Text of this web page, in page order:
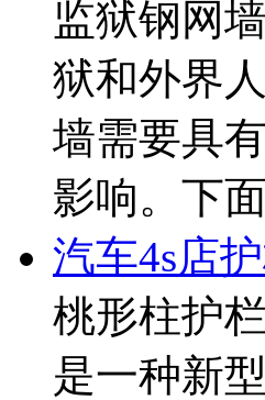
监狱钢网
狱和外界
墙需要具
影响。下
汽车4s店
桃形柱护
是一种新